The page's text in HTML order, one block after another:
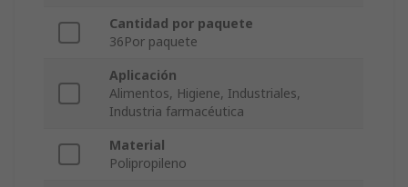
Cantidad por paquete
36Por paquete
Aplicación
Alimentos, Higiene, Industriales,
Industria farmacéutica
Material
Polipropileno